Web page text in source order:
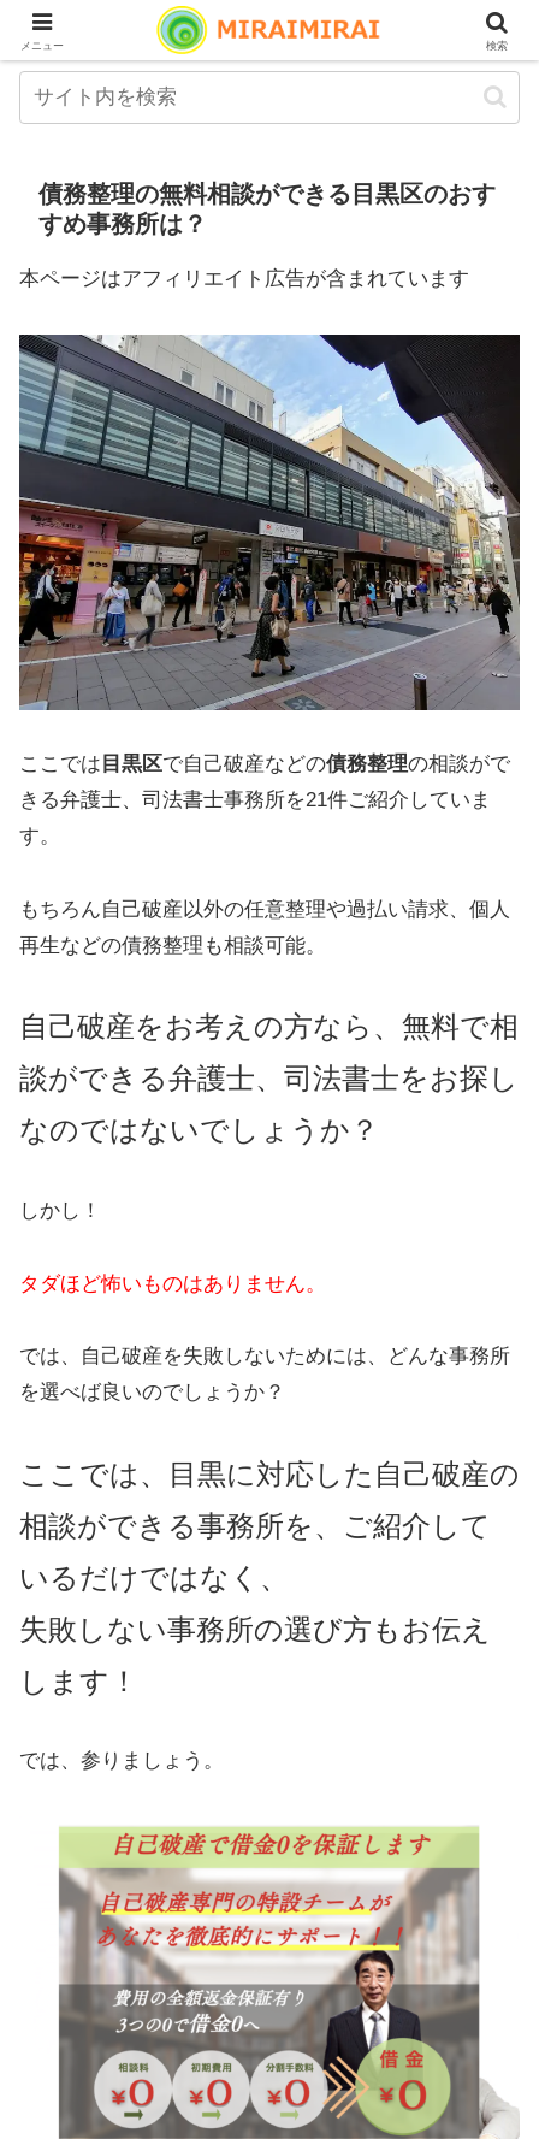
債務整理の無料相談ができる目黒区のおす
すめ事務所は？
本ページはアフィリエイト広告が含まれています
ここでは 目黒区で自己破産などの債務整理の相談がで
きる弁護士、司法書士事務所を21件ご紹介していま
す。
もちろん自己破産以外の任意整理や過払い請求、個人
再生などの債務整理も相談可能。
自己破産をお考えの方なら、無料で相
談ができる弁護士、司法書士をお探し
なのではないでしょうか？
しかし！
タダほど怖いものはありません。
では、自己破産を失敗しないためには、どんな事務所
を選べば良いのでしょうか？
ここでは、目黒に対応した自己破産の
相談ができる事務所を、ご紹介して
いるだけではなく、
失敗しない事務所の選び方もお伝え
します！
では、参りましょう。
メニュー 検索